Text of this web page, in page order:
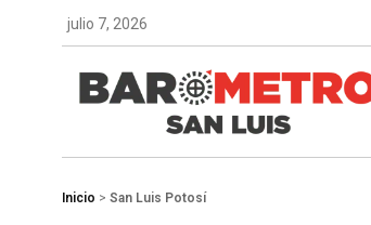
julio 7, 2026
Inicio > San Luis Potosí